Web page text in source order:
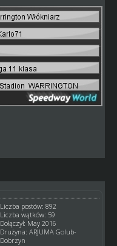
Liczba postów: 892
Liczba wątków: 59
Dołączył: May 2016
Drużyna: ARJUMA Golub-
Dobrzyn